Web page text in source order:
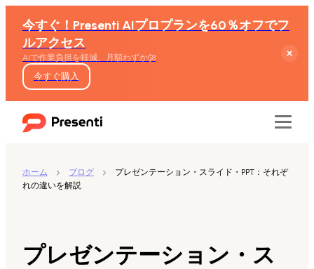
今すぐ！Presenti AIプロプランを60％オフでフ
ルアクセス
AIで作業負担を軽減、月額わずか$8
今すぐ購入
テキストからスライド生成
ホーム ブログ
プレゼンテーション・スライド・PPT：それぞ
れの違いを解説
プレゼンテーション・ス